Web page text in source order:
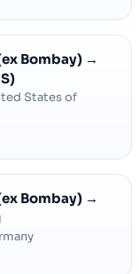
Bombay) →
States of
Bombay) →